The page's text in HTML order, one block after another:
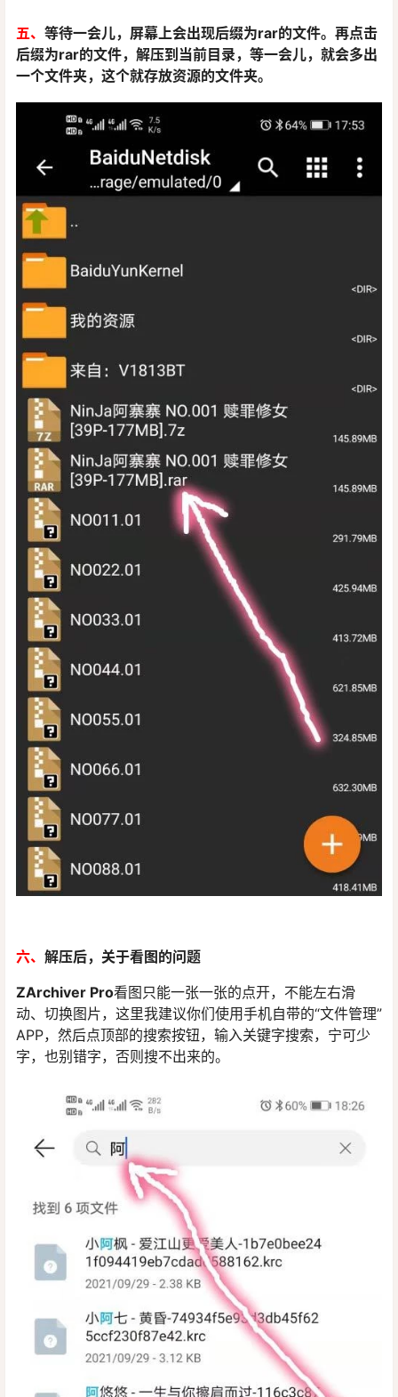
五、 等待一会儿，屏幕上会出现后缀为rar的文件。再点击
后缀为rar的文件，解压到当前目录，等一会儿，就会多出
一个文件夹，这个就存放资源的文件夹。
六、 解压后，关于看图的问题
ZArchiver Pro看图只能一张一张的点开，不能左右滑
动、切换图片，这里我建议你们使用手机自带的“文件管理”
APP，然后点顶部的搜索按钮，输入关键字搜索，宁可少
字，也别错字，否则搜不出来的。